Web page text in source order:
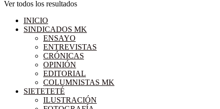
Ver todos los resultados
INICIO
SINDICADOS MK
ENSAYO
ENTREVISTAS
CRÓNICAS
OPINIÓN
EDITORIAL
COLUMNISTAS MK
SIETETETÉ
ILUSTRACIÓN